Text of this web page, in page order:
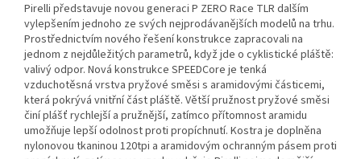
Pirelli představuje novou generaci P ZERO Race TLR dalším
vylepšením jednoho ze svých nejprodávanějších modelů na trhu.
Prostřednictvím nového řešení konstrukce zapracovali na
jednom z nejdůležitých parametrů, když jde o cyklistické pláště:
valivý odpor. Nová konstrukce SPEEDCore je tenká
vzduchotěsná vrstva pryžové směsi s aramidovými částicemi,
která pokrývá vnitřní část pláště. Větší pružnost pryžové směsi
činí plášť rychlejší a pružnější, zatímco přítomnost aramidu
umožňuje lepší odolnost proti propíchnutí. Kostra je doplněna
nylonovou tkaninou 120tpi a aramidovým ochranným pásem proti